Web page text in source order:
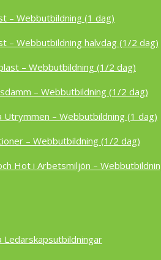
– Webbutbildning (1 dag)
– Webbutbildning halvdag (1/2 dag)
– Webbutbildning (1/2 dag)
– Webbutbildning (1/2 dag)
Utrymmen – Webbutbildning (1 dag)
– Webbutbildning (1/2 dag)
Hot i Arbetsmiljön –
Ledarskapsutbildningar